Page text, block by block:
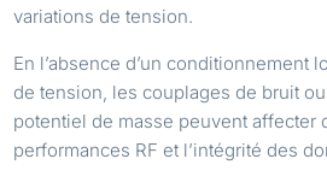
variations de tension.
En l’absence d’un conditionnement
de tension, les couplages de bruit
potentiel de masse peuvent affecter
performances RF et l’intégrité des